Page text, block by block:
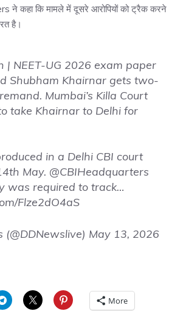
ने कहा कि मामले में दूसरे आरोपियों को ट्रैक करने
है।
| NEET-UG 2026 exam paper
Shubham Khairnar gets two-
Mumbai’s Killa Court
take Khairnar to Delhi for
in a Delhi CBI court
May. @CBIHeadquarters
was required to track…
Flze2dO4aS
May 13, 2026
More